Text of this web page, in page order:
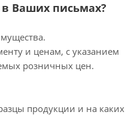
Ваших письмах?
и ценам, с указанием
розничных цен.
продукции и на каких